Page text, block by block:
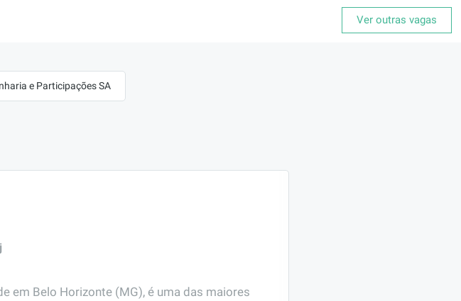
Ver outras vagas
e Participações SA
em Belo Horizonte (MG), é uma das maiores